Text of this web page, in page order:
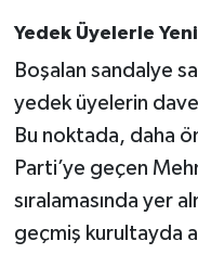
Yedek Üyelerle
Boşalan sandalye
yedek üyelerin
Bu noktada, daha
Parti’ye geçen
sıralamasında yer
geçmiş kurultayda